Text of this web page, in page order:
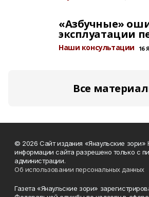
«Азбучные»
эксплуатации
Наши консультации 16
Все
© 2026 Сайт издания «Янаульские зори»
информации сайта разрешено только с
администрации.
Об использовании персональных данных
Газета «Янаульские зори»